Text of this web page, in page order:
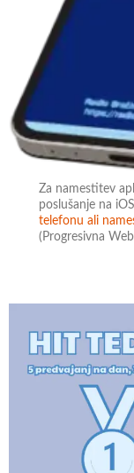
Za namestitev
poslušanje na
telefonu ali
(Progresivna